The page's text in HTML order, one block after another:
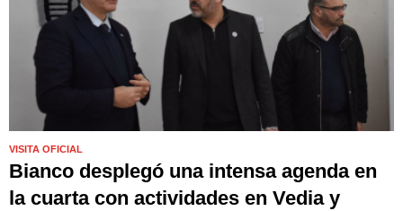
VISITA OFICIAL
Bianco desplegó una intensa agenda en
la cuarta con actividades en Vedia y